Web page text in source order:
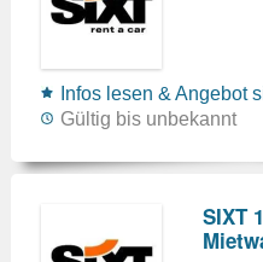
Infos lesen & Angebot
Gültig bis unbekannt
SIXT